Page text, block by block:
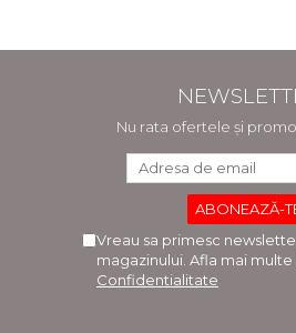
Nu rata ofertele și
Vreau sa primesc
magazinului. Afla mai multe
Confidentialitate